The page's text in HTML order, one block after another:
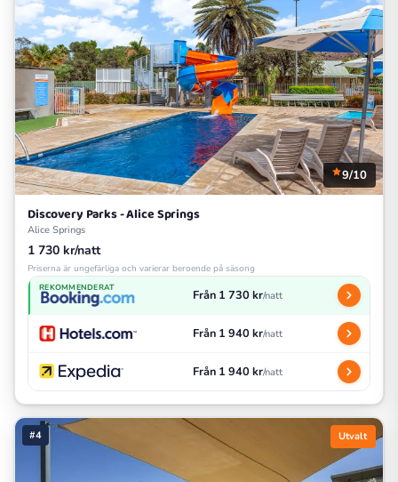
9/10
Discovery Parks - Alice Springs
Alice Springs
1 730 kr/natt
Priserna är ungefärliga och varierar beroende på säsong
REKOMMENDERAT Från 1 730 kr/natt
Från 1 940 kr/natt
Från 1 940 kr/natt
#4 Utvalt